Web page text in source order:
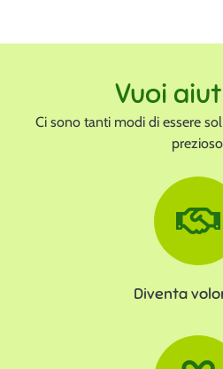
Vuoi
Ci sono tanti modi di essere
Diventa